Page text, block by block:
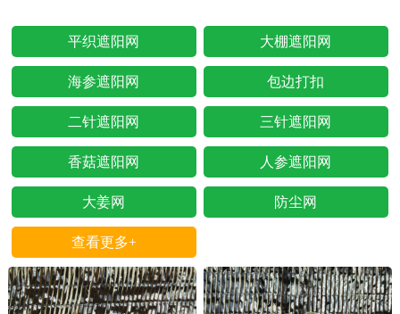
平织遮阳网 大棚遮阳网
海参遮阳网 包边打扣
二针遮阳网 三针遮阳网
香菇遮阳网 人参遮阳网
大姜网 防尘网
查看更多+